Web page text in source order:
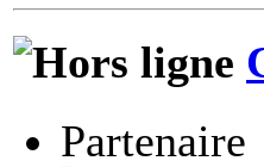
Partenaire